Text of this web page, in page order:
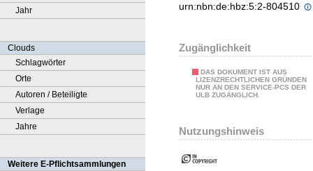
Jahr
Clouds
Schlagwörter
Orte
Autoren / Beteiligte
Verlage
Jahre
Weitere E-Pflichtsammlungen
urn:nbn:de:hbz:5:2-804510
Zugänglichkeit
DAS DOKUMENT IST AUS
LIZENZRECHTLICHEN GRÜNDEN
NUR AN DEN SERVICE-PCS DER
ULB ZUGÄNGLICH.
Nutzungshinweis